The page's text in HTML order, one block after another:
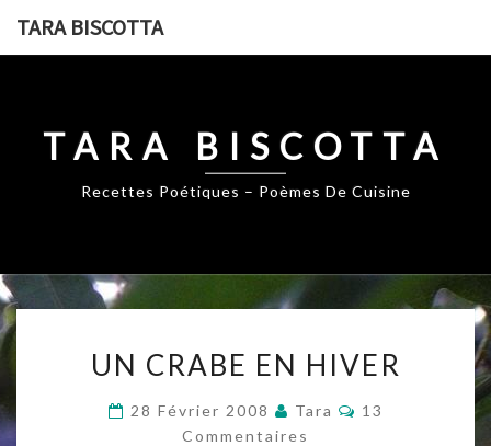
TARA BISCOTTA
TARA BISCOTTA
Recettes Poétiques – Poèmes De Cuisine
CRABE
HIVER
UN CRABE EN HIVER
28 Février 2008 Tara Commentaires
13
Commentaires